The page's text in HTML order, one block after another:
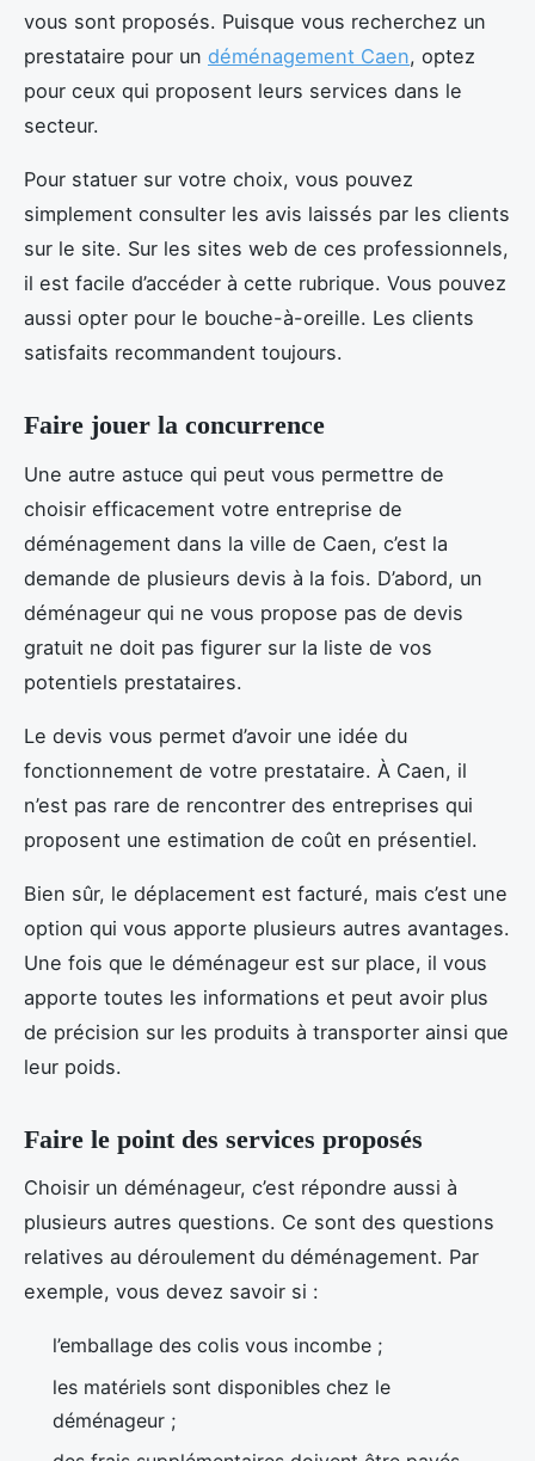
vous sont proposés. Puisque vous recherchez un
prestataire pour un déménagement Caen, optez
pour ceux qui proposent leurs services dans le
secteur.
Pour statuer sur votre choix, vous pouvez
simplement consulter les avis laissés par les clients
sur le site. Sur les sites web de ces professionnels,
il est facile d’accéder à cette rubrique. Vous pouvez
aussi opter pour le bouche-à-oreille. Les clients
satisfaits recommandent toujours.
Faire jouer la concurrence
Une autre astuce qui peut vous permettre de
choisir efficacement votre entreprise de
déménagement dans la ville de Caen, c’est la
demande de plusieurs devis à la fois. D’abord, un
déménageur qui ne vous propose pas de devis
gratuit ne doit pas figurer sur la liste de vos
potentiels prestataires.
Le devis vous permet d’avoir une idée du
fonctionnement de votre prestataire. À Caen, il
n’est pas rare de rencontrer des entreprises qui
proposent une estimation de coût en présentiel.
Bien sûr, le déplacement est facturé, mais c’est une
option qui vous apporte plusieurs autres avantages.
Une fois que le déménageur est sur place, il vous
apporte toutes les informations et peut avoir plus
de précision sur les produits à transporter ainsi que
leur poids.
Faire le point des services proposés
Choisir un déménageur, c’est répondre aussi à
plusieurs autres questions. Ce sont des questions
relatives au déroulement du déménagement. Par
exemple, vous devez savoir si :
l’emballage des colis vous incombe ;
les matériels sont disponibles chez le
déménageur ;